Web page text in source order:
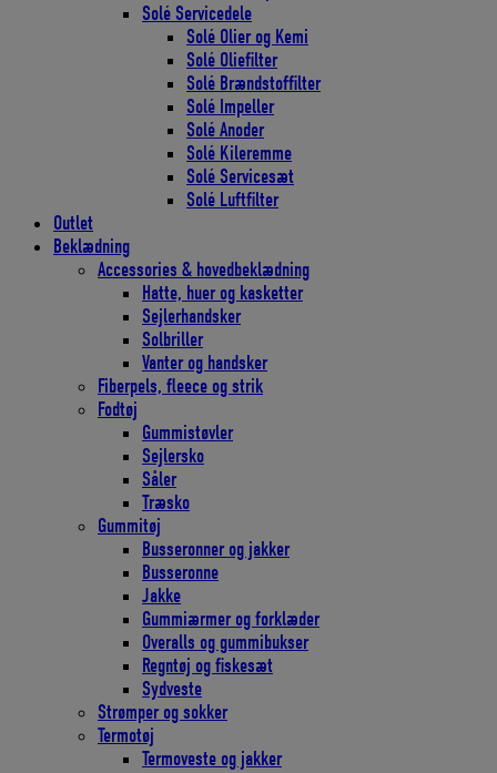
Solé Servicedele
Solé Olier og Kemi
Solé Oliefilter
Solé Brændstoffilter
Solé Impeller
Solé Anoder
Solé Kileremme
Solé Servicesæt
Solé Luftfilter
Outlet
Beklædning
Accessories & hovedbeklædning
Hatte, huer og kasketter
Sejlerhandsker
Solbriller
Vanter og handsker
Fiberpels, fleece og strik
Fodtøj
Gummistøvler
Sejlersko
Såler
Træsko
Gummitøj
Busseronner og jakker
Busseronne
Jakke
Gummiærmer og forklæder
Overalls og gummibukser
Regntøj og fiskesæt
Sydveste
Strømper og sokker
Termotøj
Termoveste og jakker